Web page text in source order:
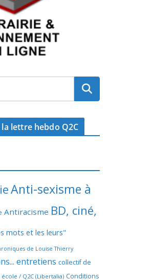
lettre hebdo Q2C
Anti-sexisme à
Antiracisme BD, ciné,
mots et les leurs"
de Louise Thierry
entretiens collectif de
/ Q2C (Libertalia) Conditions